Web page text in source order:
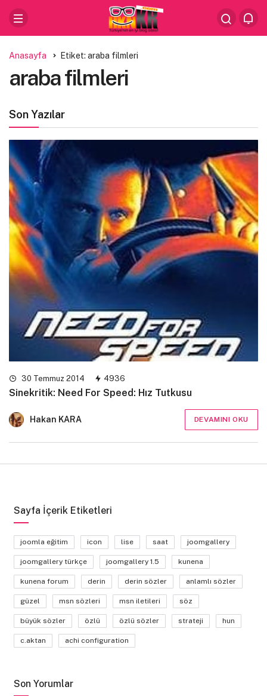
Anasayfa Etiket: araba filmleri
araba filmleri
Son Yazılar
30 Temmuz 2014 4936
Sinekritik: Need For Speed: Hız Tutkusu
Hakan KARA DEVAMINI OKU
Sayfa İçerik Etiketleri
joomla eğitim icon lise saat joomgallery
joomgallery türkçe joomgallery 1.5 kunena
kunena forum derin derin sözler anlamlı sözler
güzel msn sözleri msn iletileri söz
büyük sözler özlü özlü sözler strateji hun
c.aktan achi configuration
Son Yorumlar